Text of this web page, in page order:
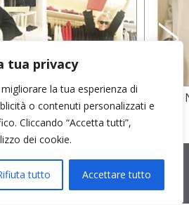
tua privacy
la tua esperienza di
o contenuti personalizzati e
Cliccando “Accetta tutti”,
dei cookie.
tutto Accettare tutto
E PANTA
ABITO
2559099 | C.F / P.IVA IT10810090968 |
|credits